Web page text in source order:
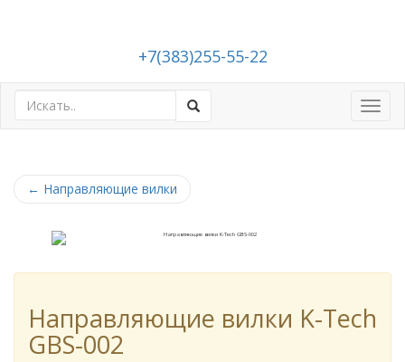
+7(383)255-55-22
← Направляющие вилки
Направляющие вилки K-Tech
GBS-002